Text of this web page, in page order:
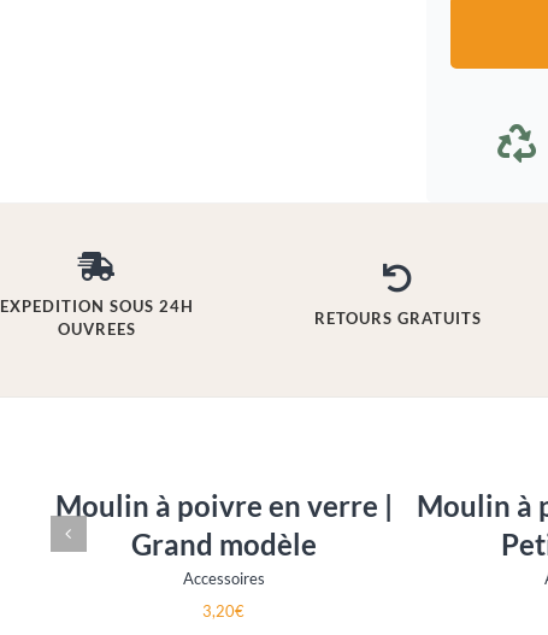
EXPEDITION SOUS 24H
OUVREES
RETOURS GRATUITS
o
k
p
u
i
Moulin à poivre en verre |
Grand modèle
Accessoires
3,20€
Moulin à